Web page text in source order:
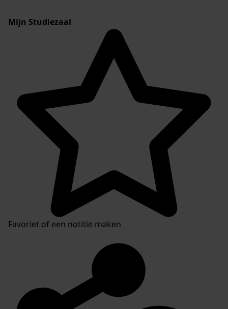
Mijn Studiezaal
Favoriet of een notitie maken